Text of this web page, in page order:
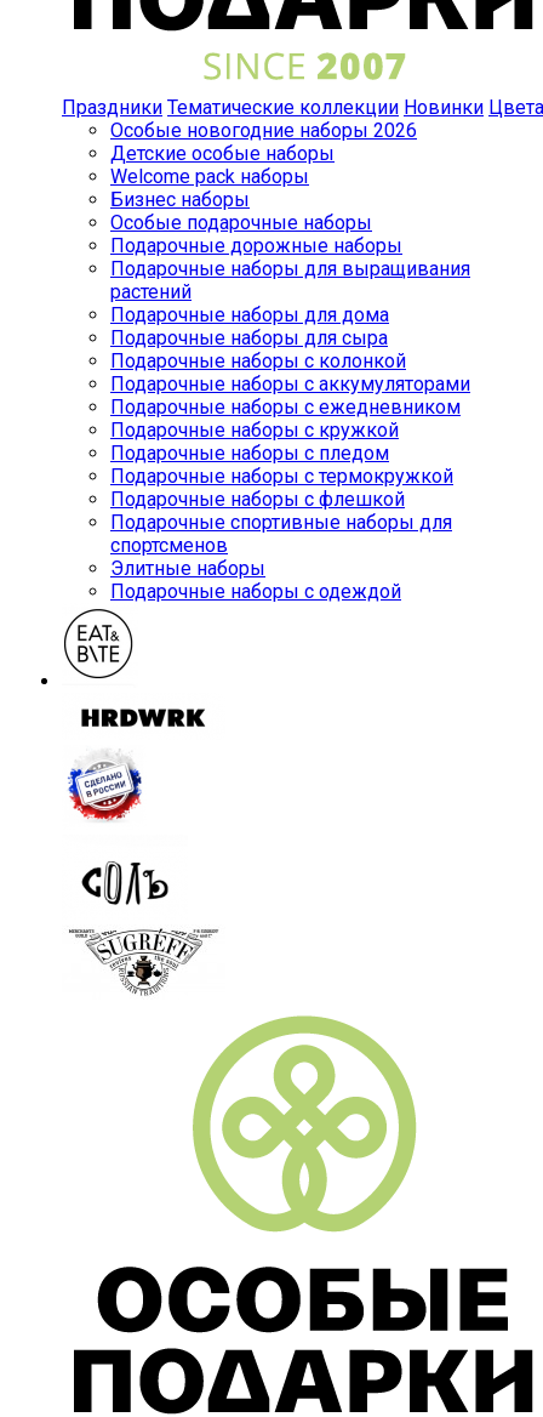
Праздники Тематические коллекции Новинки Цвета
Особые новогодние наборы 2026
Детские особые наборы
Welcome pack наборы
Бизнес наборы
Особые подарочные наборы
Подарочные дорожные наборы
Подарочные наборы для выращивания
растений
Подарочные наборы для дома
Подарочные наборы для сыра
Подарочные наборы с колонкой
Подарочные наборы с аккумуляторами
Подарочные наборы с ежедневником
Подарочные наборы с кружкой
Подарочные наборы с пледом
Подарочные наборы с термокружкой
Подарочные наборы с флешкой
Подарочные спортивные наборы для
спортсменов
Элитные наборы
Подарочные наборы с одеждой